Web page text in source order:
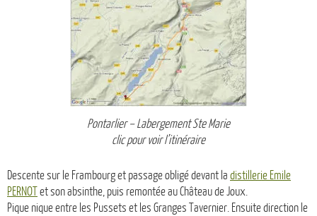
Pontarlier – Labergement Ste Marie
clic pour voir l’itinéraire
Descente sur le Frambourg et passage obligé devant la distillerie Emile
PERNOT et son absinthe, puis remontée au Château de Joux.
Pique nique entre les Pussets et les Granges Tavernier. Ensuite direction le